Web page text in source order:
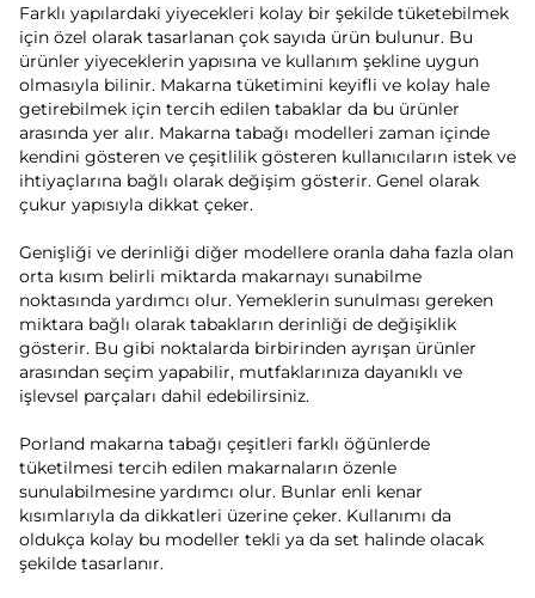
Farklı yapılardaki yiyecekleri kolay bir şekilde tüketebilmek
için özel olarak tasarlanan çok sayıda ürün bulunur. Bu
ürünler yiyeceklerin yapısına ve kullanım şekline uygun
olmasıyla bilinir. Makarna tüketimini keyifli ve kolay hale
getirebilmek için tercih edilen tabaklar da bu ürünler
arasında yer alır. Makarna tabağı modelleri zaman içinde
kendini gösteren ve çeşitlilik gösteren kullanıcıların istek ve
ihtiyaçlarına bağlı olarak değişim gösterir. Genel olarak
çukur yapısıyla dikkat çeker.
Genişliği ve derinliği diğer modellere oranla daha fazla olan
orta kısım belirli miktarda makarnayı sunabilme
noktasında yardımcı olur. Yemeklerin sunulması gereken
miktara bağlı olarak tabakların derinliği de değişiklik
gösterir. Bu gibi noktalarda birbirinden ayrışan ürünler
arasından seçim yapabilir, mutfaklarınıza dayanıklı ve
işlevsel parçaları dahil edebilirsiniz.
Porland makarna tabağı çeşitleri farklı öğünlerde
tüketilmesi tercih edilen makarnaların özenle
sunulabilmesine yardımcı olur. Bunlar enli kenar
kısımlarıyla da dikkatleri üzerine çeker. Kullanımı da
oldukça kolay bu modeller tekli ya da set halinde olacak
şekilde tasarlanır.